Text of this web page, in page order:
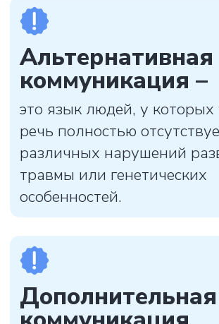
(например, графических символов), они
могут общаться звуками, произносить
отдельные слова, обозначать жестами
простые просьбы, показывать
фотографии. Например, неговорящий
ребёнок может пользоваться жестами и
картинками. Если использование
жестов затруднено и человек не может
указывать рукой, можно подключить
айтрекер — специальную приставку,
которая позволяет управлять
происходящим на компьютере с
помощью взгляда.
Средство коммуникации может
меняться и «расти» вместе с навыками
человека.